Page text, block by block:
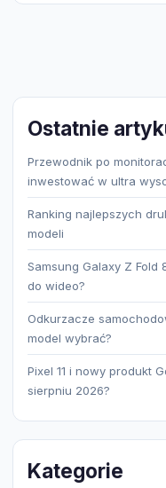
Ostatnie
Przewodnik po
inwestować w ultra
Ranking najlepszych
modeli
Samsung Galaxy Z
do wideo?
Odkurzacze
model wybrać?
Pixel 11 i nowy produkt
sierpniu 2026?
Kategorie